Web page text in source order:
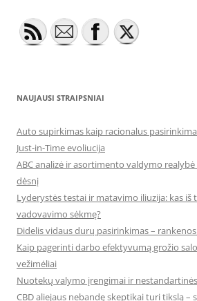
NAUJAUSI STRAIPSNIAI
Auto supirkimas kaip racionalus
Just-in-Time evoliucija
ABC analizė ir asortimento valdymo
dėsnį
Lyderystės testai ir matavimo iliuzija: kas iš
vadovavimo sėkmę?
Didelis vidaus durų pasirinkimas –
Kaip pagerinti darbo efektyvumą grožio
vežimėliai
Nuotekų valymo įrengimai ir
CBD aliejaus nebandę skeptikai turi tikslą –